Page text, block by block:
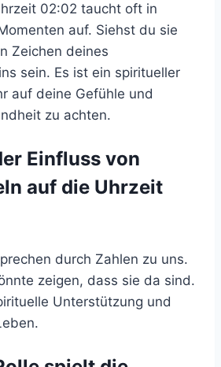
02:02 taucht oft in
auf. Siehst du sie
Zeichen deines
sein. Es ist ein spiritueller
auf deine Gefühle und
zu achten.
Einfluss von
auf die Uhrzeit
durch Zahlen zu uns.
zeigen, dass sie da sind.
Unterstützung und